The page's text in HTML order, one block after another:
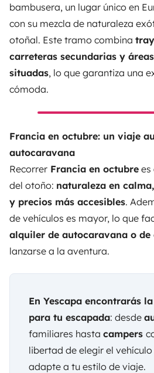
bambusera, un lugar único en
con su mezcla de naturaleza
otoñal. Este tramo combina
carreteras secundarias y
situadas, lo que garantiza una
cómoda.
Francia en octubre: un viaje
autocaravana
Recorrer Francia en octubre es
del otoño: naturaleza en
y precios más accesibles.
de vehículos es mayor, lo que
alquiler de autocaravana o
lanzarse a la aventura.
En Yescapa encontrarás
para tu escapada: desde
familiares hasta campers
libertad de elegir el
adapte a tu estilo de viaje.